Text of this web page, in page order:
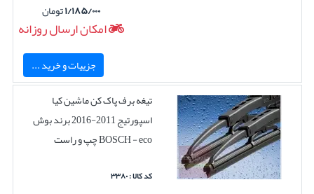
۱/۱۸۵/۰۰۰تومان
امکان ارسال روزانه
جزییات و خرید ...
تیغه برف پاک کن ماشین کیا
اسپورتیج 2011-2016 برند بوش
BOSCH - eco چپ و راست
کد کالا : ۳۳۸۰